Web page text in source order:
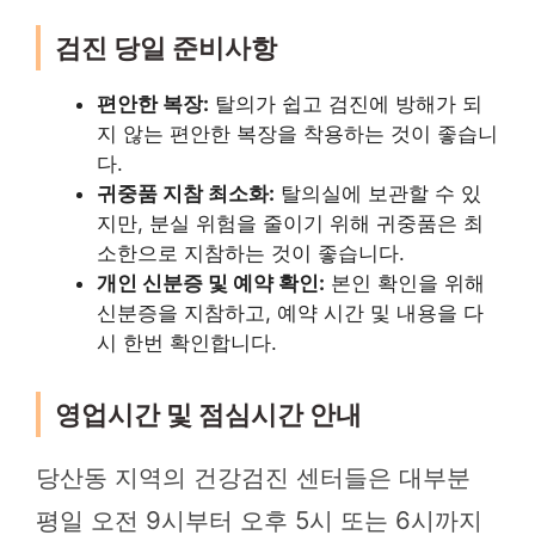
검진 당일 준비사항
편안한 복장: 탈의가 쉽고 검진에 방해가 되
지 않는 편안한 복장을 착용하는 것이 좋습니
다.
귀중품 지참 최소화: 탈의실에 보관할 수 있
지만, 분실 위험을 줄이기 위해 귀중품은 최
소한으로 지참하는 것이 좋습니다.
개인 신분증 및 예약 확인: 본인 확인을 위해
신분증을 지참하고, 예약 시간 및 내용을 다
시 한번 확인합니다.
영업시간 및 점심시간 안내
당산동 지역의 건강검진 센터들은 대부분
평일 오전 9시부터 오후 5시 또는 6시까지